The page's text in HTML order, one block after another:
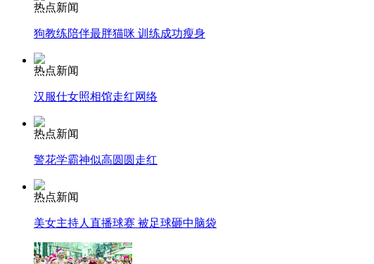
热点新闻
狗教练陪伴最胖猫咪 训练成功瘦身
热点新闻
汉服仕女照相馆走红网络
热点新闻
警花学霸神似高圆圆走红
热点新闻
美女主持人直播球赛 被足球砸中脑袋